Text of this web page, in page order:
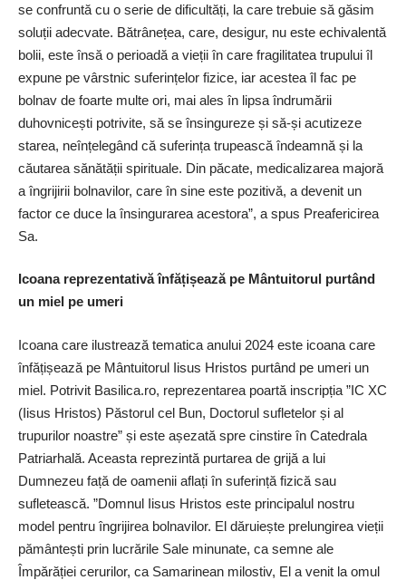
se confruntă cu o serie de dificultăți, la care trebuie să găsim
soluții adecvate. Bătrânețea, care, desigur, nu este echivalentă
bolii, este însă o perioadă a vieții în care fragilitatea trupului îl
expune pe vârstnic suferințelor fizice, iar acestea îl fac pe
bolnav de foarte multe ori, mai ales în lipsa îndrumării
duhovnicești potrivite, să se însingureze și să-și acutizeze
starea, neînțelegând că suferința trupească îndeamnă și la
căutarea sănătății spirituale. Din păcate, medicalizarea majoră
a îngrijirii bolnavilor, care în sine este pozitivă, a devenit un
factor ce duce la însingurarea acestora”, a spus Preafericirea
Sa.
Icoana reprezentativă înfățișează pe Mântuitorul purtând
un miel pe umeri
Icoana care ilustrează tematica anului 2024 este icoana care
înfățișează pe Mântuitorul Iisus Hristos purtând pe umeri un
miel. Potrivit Basilica.ro, reprezentarea poartă inscripția ”IC XC
(Iisus Hristos) Păstorul cel Bun, Doctorul sufletelor și al
trupurilor noastre” și este așezată spre cinstire în Catedrala
Patriarhală. Aceasta reprezintă purtarea de grijă a lui
Dumnezeu față de oamenii aflați în suferință fizică sau
sufletească. ”Domnul Iisus Hristos este principalul nostru
model pentru îngrijirea bolnavilor. El dăruiește prelungirea vieții
pământești prin lucrările Sale minunate, ca semne ale
Împărăției cerurilor, ca Samarinean milostiv, El a venit la omul